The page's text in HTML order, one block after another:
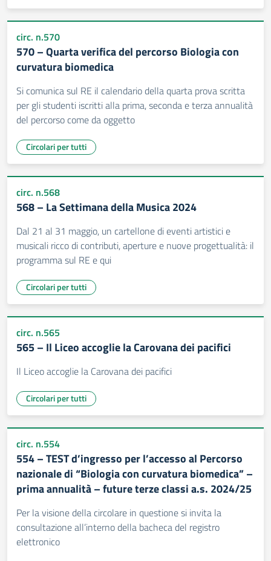
circ. n.570
570 – Quarta verifica del percorso Biologia con
curvatura biomedica
Si comunica sul RE il calendario della quarta prova scritta
per gli studenti iscritti alla prima, seconda e terza annualità
del percorso come da oggetto
Circolari per tutti
circ. n.568
568 – La Settimana della Musica 2024
Dal 21 al 31 maggio, un cartellone di eventi artistici e
musicali ricco di contributi, aperture e nuove progettualità: il
programma sul RE e qui
Circolari per tutti
circ. n.565
565 – Il Liceo accoglie la Carovana dei pacifici
Il Liceo accoglie la Carovana dei pacifici
Circolari per tutti
circ. n.554
554 – TEST d’ingresso per l’accesso al Percorso
nazionale di “Biologia con curvatura biomedica” –
prima annualità – future terze classi a.s. 2024/25
Per la visione della circolare in questione si invita la
consultazione all’interno della bacheca del registro
elettronico